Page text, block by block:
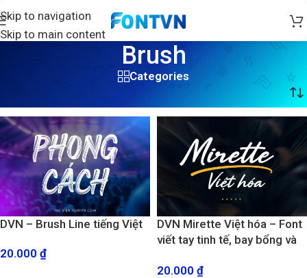
Skip to navigation
Skip to main content
Brush
Categories
DVN – Brush Line tiếng Việt
20.000 ₫
DVN Mirette Việt hóa – Font
viết tay tinh tế, bay bổng và
20.000 ₫